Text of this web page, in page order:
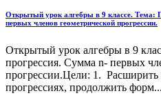
Открытый урок алгебры в 9 классе. Тема:
первых членов геометрической прогрессии.
Открытый урок алгебры в 9
прогрессия. Сумма n- первых
прогрессии.Цели: 1. Расширить
прогрессиях, продолжить форм...